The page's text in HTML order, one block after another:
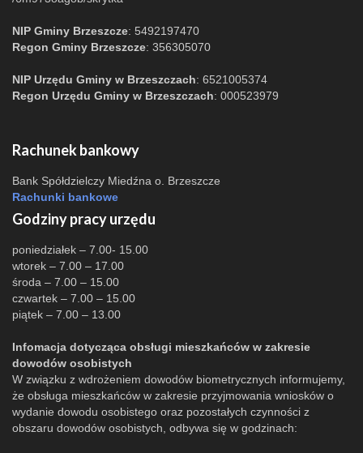
NIP Gminy Brzeszcze: 5492197470
Regon Gminy Brzeszcze: 356305070
NIP Urzędu Gminy w Brzeszczach: 6521005374
Regon Urzędu Gminy w Brzeszczach: 000523979
Rachunek bankowy
Bank Spółdzielczy Miedźna o. Brzeszcze
Rachunki bankowe
Godziny pracy urzędu
poniedziałek – 7.00- 15.00
wtorek – 7.00 – 17.00
środa – 7.00 – 15.00
czwartek – 7.00 – 15.00
piątek – 7.00 – 13.00
Infomacja dotycząca obsługi mieszkańców w zakresie
dowodów osobistych
W związku z wdrożeniem dowodów biometrycznych informujemy,
że obsługa mieszkańców w zakresie przyjmowania wniosków o
wydanie dowodu osobistego oraz pozostałych czynności z
obszaru dowodów osobistych, odbywa się w godzinach: